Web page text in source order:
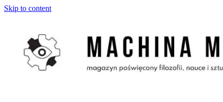
Skip to content